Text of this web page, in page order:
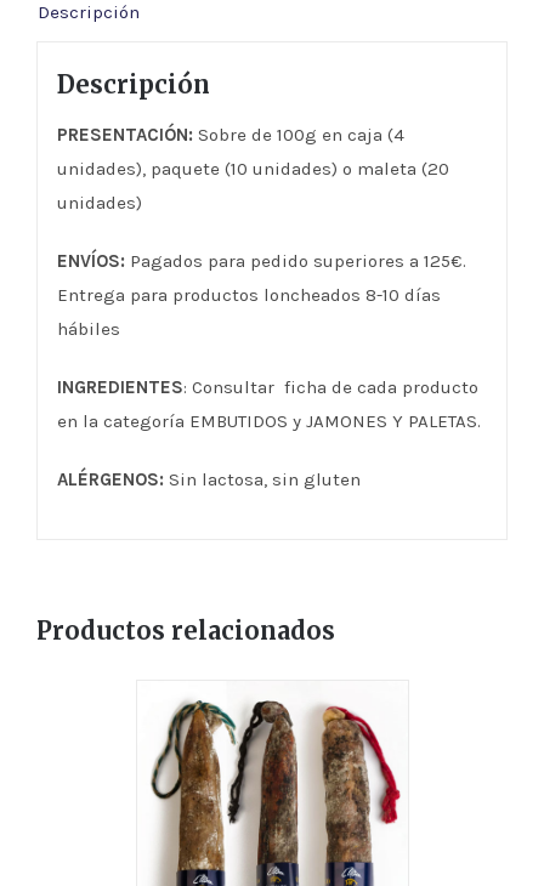
Descripción
Descripción
PRESENTACIÓN: Sobre de 100g en caja (4
unidades), paquete (10 unidades) o maleta (20
unidades)
ENVÍOS: Pagados para pedido superiores a 125€.
Entrega para productos loncheados 8-10 días
hábiles
INGREDIENTES: Consultar ficha de cada producto
en la categoría EMBUTIDOS y JAMONES Y PALETAS.
ALÉRGENOS: Sin lactosa, sin gluten
Productos relacionados